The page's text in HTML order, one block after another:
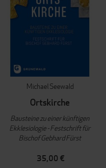
Michael Seewald
Ortskirche
Bausteine zu einer künftigen
Ekklesiologie - Festschrift für
Bischof Gebhard Fürst
35,00 €